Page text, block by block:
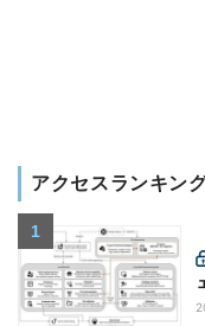
アクセスランキン